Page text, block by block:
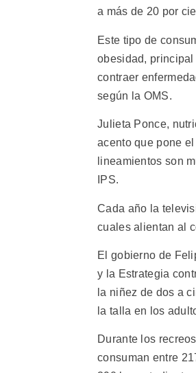
a más de 20 por
Este tipo de
obesidad,
contraer
según la OMS.
Julieta Ponce,
acento que pone
lineamientos son
IPS.
Cada año la
cuales alientan al
El gobierno de
y la Estrategia
la niñez de dos a
la talla en los
Durante los
consuman entre